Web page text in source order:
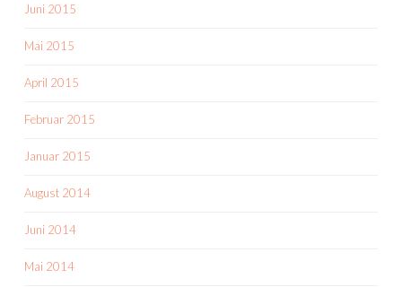
Juni 2015
Mai 2015
April 2015
Februar 2015
Januar 2015
August 2014
Juni 2014
Mai 2014